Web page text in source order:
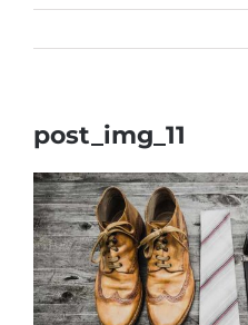
post_img_11